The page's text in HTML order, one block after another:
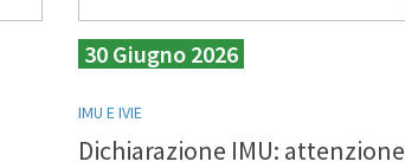
30 Giugno 2026
IMU E IVIE
Dichiarazione IMU: attenzione